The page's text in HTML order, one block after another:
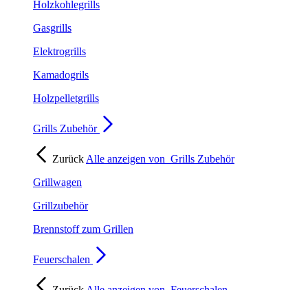
Holzkohlegrills
Gasgrills
Elektrogrills
Kamadogrils
Holzpelletgrills
Grills Zubehör
Zurück Alle anzeigen von Grills Zubehör
Grillwagen
Grillzubehör
Brennstoff zum Grillen
Feuerschalen